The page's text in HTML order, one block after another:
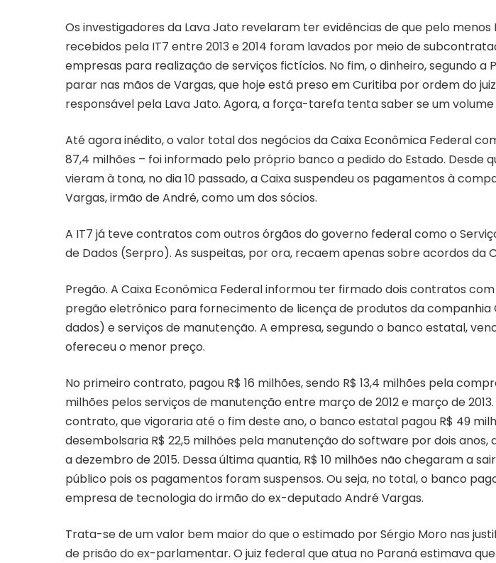
Os investigadores da Lava Jato revelaram ter evidências de que pelo menos
recebidos pela IT7 entre 2013 e 2014 foram lavados por meio de
empresas para realização de serviços fictícios. No fim, o dinheiro, segundo a
parar nas mãos de Vargas, que hoje está preso em Curitiba por ordem do
responsável pela Lava Jato. Agora, a força-tarefa tenta saber se um volume
Até agora inédito, o valor total dos negócios da Caixa Econômica Federal
87,4 milhões – foi informado pelo próprio banco a pedido do Estado. Desde
vieram à tona, no dia 10 passado, a Caixa suspendeu os pagamentos à
Vargas, irmão de André, como um dos sócios.
A IT7 já teve contratos com outros órgãos do governo federal como o
de Dados (Serpro). As suspeitas, por ora, recaem apenas sobre acordos da
Pregão. A Caixa Econômica Federal informou ter firmado dois contratos
pregão eletrônico para fornecimento de licença de produtos da companhia
dados) e serviços de manutenção. A empresa, segundo o banco estatal,
ofereceu o menor preço.
No primeiro contrato, pagou R$ 16 milhões, sendo R$ 13,4 milhões pela
milhões pelos serviços de manutenção entre março de 2012 e março de
contrato, que vigoraria até o fim deste ano, o banco estatal pagou R$ 49
desembolsaria R$ 22,5 milhões pela manutenção do software por dois anos,
a dezembro de 2015. Dessa última quantia, R$ 10 milhões não chegaram a
público pois os pagamentos foram suspensos. Ou seja, no total, o banco
empresa de tecnologia do irmão do ex-deputado André Vargas.
Trata-se de um valor bem maior do que o estimado por Sérgio Moro nas
de prisão do ex-parlamentar. O juiz federal que atua no Paraná estimava